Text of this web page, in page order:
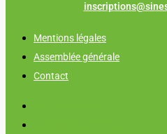
Mentions légales
Assemblée générale
Contact